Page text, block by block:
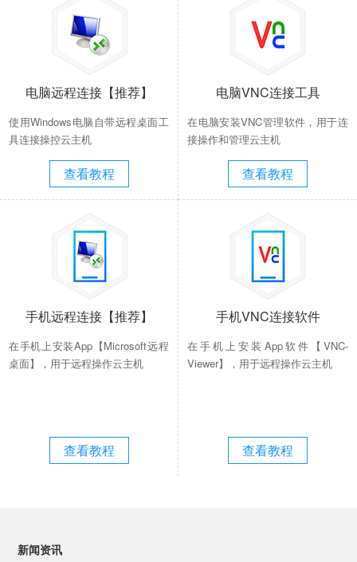
电脑远程连接【推荐】
使用Windows电脑自带远程桌面工
具连接操控云主机
查看教程
电脑VNC连接工具
在电脑安装VNC管理软件，用于连
接操作和管理云主机
查看教程
手机远程连接【推荐】
在手机上安装App【Microsoft远程
桌面】，用于远程操作云主机
查看教程
手机VNC连接软件
在手机上安装App软件【VNC-
Viewer】，用于远程操作云主机
查看教程
新闻资讯